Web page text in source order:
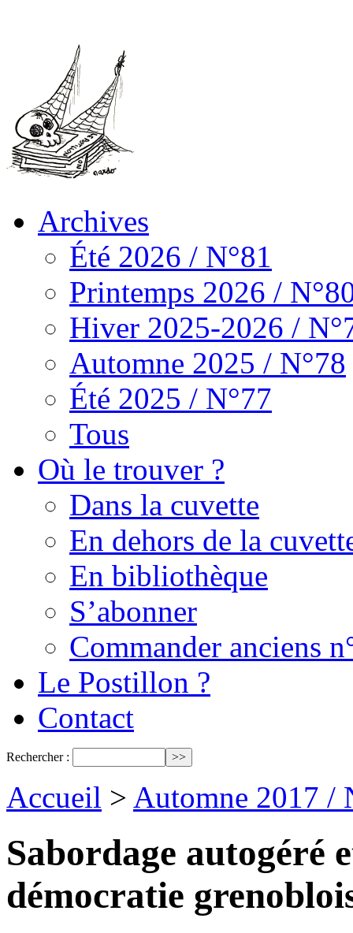
Archives
Été 2026 / N°81
Printemps 2026 /
Hiver 2025-2026 /
Automne 2025 / N°78
Été 2025 / N°77
Tous
Où le trouver ?
Dans la cuvette
En dehors de la
En bibliothèque
S’abonner
Commander anciens
Le Postillon ?
Contact
Rechercher :
Accueil > Automne 2017 /
Sabordage autogéré
démocratie